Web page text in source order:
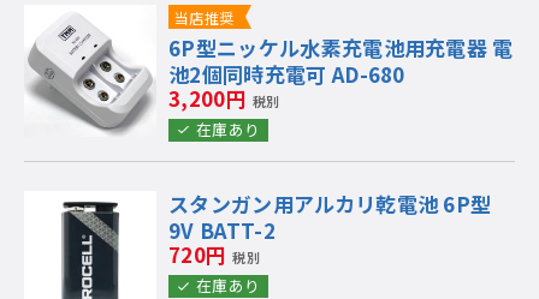
当店推奨
6P型ニッケル水素充電池用充電器 電
池2個同時充電可 AD-680
3,200円 税別
在庫あり
スタンガン用アルカリ乾電池 6P型
9V BATT-2
720円 税別
在庫あり